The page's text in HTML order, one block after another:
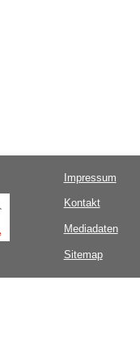
Impressum
Kontakt
Mediadaten
Sitemap